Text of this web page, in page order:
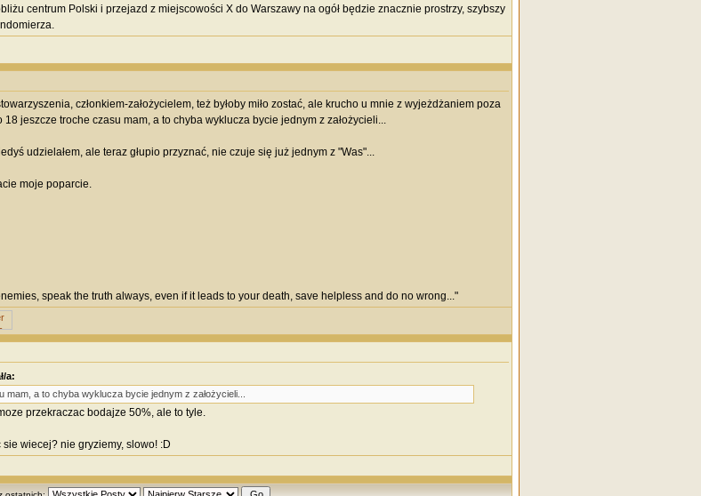
centrum Polski i przejazd z miejscowości X do Warszawy na ogół będzie znacznie prostrzy, szybszy
członkiem-założycielem, też byłoby miło zostać, ale krucho u mnie z wyjeżdżaniem poza
18 jeszcze troche czasu mam, a to chyba wyklucza bycie jednym z założycieli...
udzielałem, ale teraz głupio przyznać, nie czuje się już jednym z "Was"...
moje poparcie.
speak the truth always, even if it leads to your death, save helpless and do no wrong..."
a:
a to chyba wyklucza bycie jednym z założycieli...
przekraczac bodajze 50%, ale to tyle.
wiecej? nie gryziemy, slowo! :D